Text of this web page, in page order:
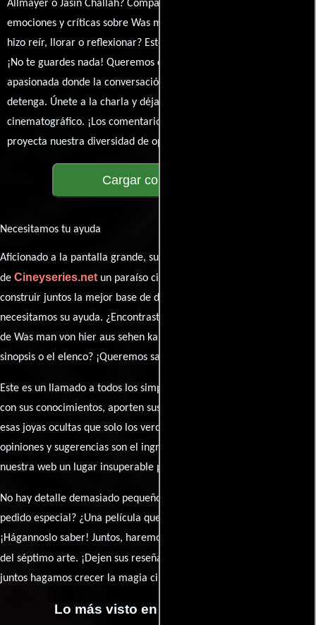
Allmayer o Jasin Challah? Comparte tus pensamientos,
emociones y críticas sobre Was man von hier aus sehen kann. ¿Te
hizo reír, llorar o reflexionar? Este es el lugar para expresarlo.
¡No te guardes nada! Queremos construir una comunidad
apasionada donde la conversación sobre cine y series nunca se
detenga. Únete a la charla y déjanos conocer tu mundo
cinematográfico. ¡Los comentarios son la pantalla donde se
proyecta nuestra diversidad de opiniones!
Cargar comentarios
Necesitamos tu ayuda
Aficionado a la pantalla grande, su participación es clave para hacer
de Cineyseries.netun paraíso cinéfilo completo. Queremos
construir juntos la mejor base de datos cinematográfica, pero
necesitamos su ayuda. ¿Encontraste algún dato faltante en la ficha
de Was man von hier aus sehen kann? ¿Detectaste algún error en la
sinopsis o el elenco? ¡Queremos saberlo todo!
Este es un llamado a todos los simpatizantes del cine: contribuyan
con sus conocimientos, aporten sus descubrimientos y compartan
esas joyas ocultas que solo los verdaderos fanáticos conocen. Sus
opiniones y sugerencias son el ingrediente secreto que hará de
nuestra web un lugar insuperable para los amantes del celuloide.
No hay detalle demasiado pequeño ni opinión insignificante. ¿Algún
pedido especial? ¿Una película que sueñas con ver reseñada?
¡Hágannoslo saber! Juntos, haremos de esta comunidad el epicentro
del séptimo arte. ¡Dejen sus reseña en la
juntos hagamos crecer la magia cinematográfica!
Lo más visto en Cineyseries.net